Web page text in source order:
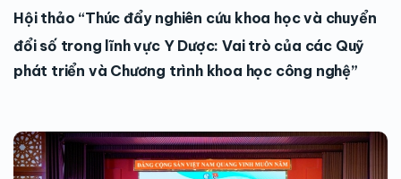
Hội thảo “Thúc đẩy nghiên cứu khoa học và chuyển
đổi số trong lĩnh vực Y Dược: Vai trò của các Quỹ
phát triển và Chương trình khoa học công nghệ”